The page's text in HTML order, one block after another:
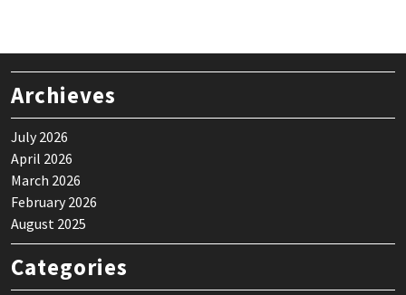
Archieves
July 2026
April 2026
March 2026
February 2026
August 2025
Categories